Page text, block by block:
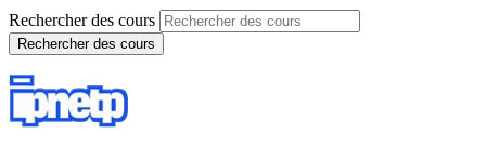
Rechercher des cours
Rechercher des cours